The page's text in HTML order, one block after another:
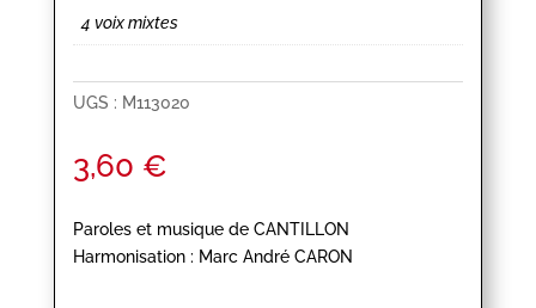
4 voix mixtes
UGS : M113020
3,60 €
Paroles et musique de CANTILLON
Harmonisation : Marc André CARON